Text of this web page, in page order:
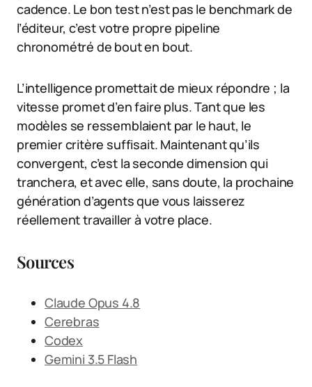
cadence. Le bon test n’est pas le benchmark de
l’éditeur, c’est votre propre pipeline
chronométré de bout en bout.
L’intelligence promettait de mieux répondre ; la
vitesse promet d’en faire plus. Tant que les
modèles se ressemblaient par le haut, le
premier critère suffisait. Maintenant qu’ils
convergent, c’est la seconde dimension qui
tranchera, et avec elle, sans doute, la prochaine
génération d’agents que vous laisserez
réellement travailler à votre place.
Sources
Claude Opus 4.8
Cerebras
Codex
Gemini 3.5 Flash